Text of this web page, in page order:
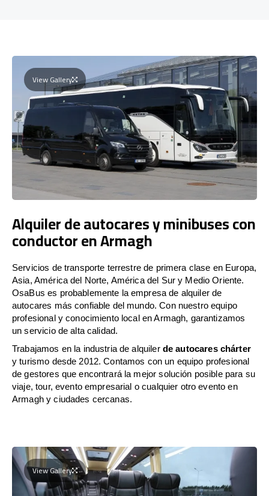
View Gallery
Alquiler de autocares y minibuses con
conductor en Armagh
Servicios de transporte terrestre de primera clase en Europa,
Asia, América del Norte, América del Sur y Medio Oriente.
OsaBus es probablemente la empresa de alquiler de
autocares más confiable del mundo. Con nuestro equipo
profesional y conocimiento local en Armagh, garantizamos
un servicio de alta calidad.
Trabajamos en la industria de alquiler de autocares chárter
y turismo desde 2012. Contamos con un equipo profesional
de gestores que encontrará la mejor solución posible para su
viaje, tour, evento empresarial o cualquier otro evento en
Armagh y ciudades cercanas.
View Gallery